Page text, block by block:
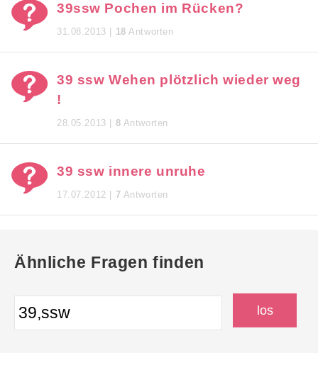
39ssw Pochen im Rücken?
31.08.2013 | 18 Antworten
39 ssw Wehen plötzlich wieder weg
!
28.05.2013 | 8 Antworten
39 ssw innere unruhe
17.07.2012 | 7 Antworten
Ähnliche Fragen finden